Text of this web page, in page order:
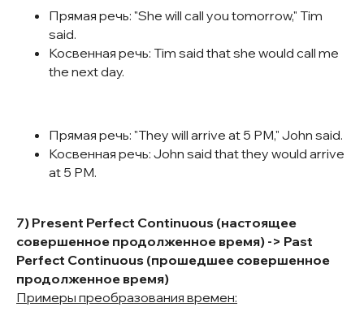
Прямая речь: "She will call you tomorrow," Tim
said.
Косвенная речь: Tim said that she would call me
the next day.
Прямая речь: "They will arrive at 5 PM," John said.
Косвенная речь: John said that they would arrive
at 5 PM.
7) Present Perfect Continuous (настоящее
совершенное продолженное время) -> Past
Perfect Continuous (прошедшее совершенное
продолженное время)
Примеры преобразования времен: